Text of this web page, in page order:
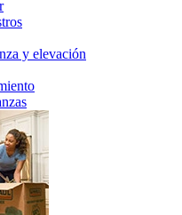
y elevación